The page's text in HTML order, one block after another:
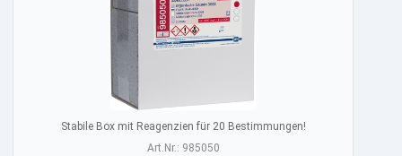
Stabile Box mit Reagenzien für 20 Bestimmungen!
Art.Nr.: 985050